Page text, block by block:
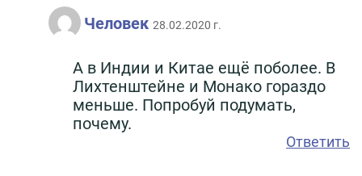
Человек 28.02.2020 г.
А в Индии и Китае ещё поболее. В
Лихтенштейне и Монако гораздо
меньше. Попробуй подумать,
почему.
Ответить